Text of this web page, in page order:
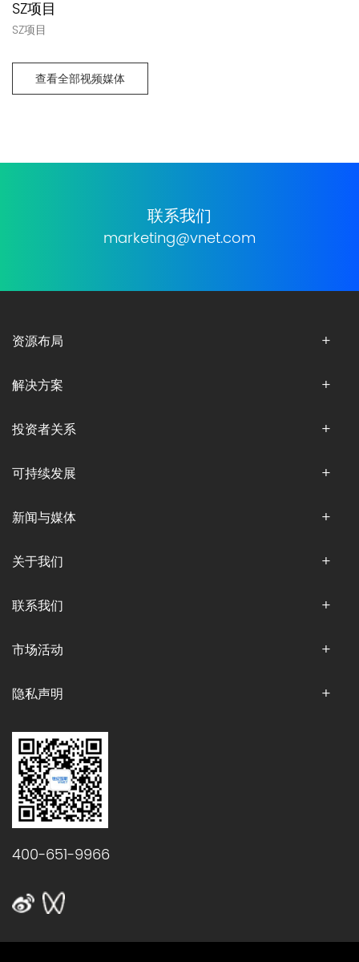
SZ项目
SZ项目
查看全部视频媒体
联系我们
marketing@vnet.com
资源布局
解决方案
投资者关系
可持续发展
新闻与媒体
关于我们
联系我们
市场活动
隐私声明
400-651-9966